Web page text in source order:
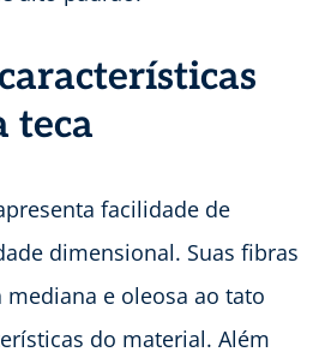
teca
facilidade de
dimensional. Suas fibras
e oleosa ao tato
do material. Além